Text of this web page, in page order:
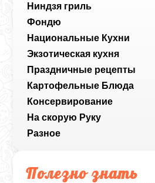
Ниндзя гриль
Фондю
Национальные Кухни
Экзотическая кухня
Праздничные рецепты
Картофельные Блюда
Консервирование
На скорую Руку
Разное
Полезно знать